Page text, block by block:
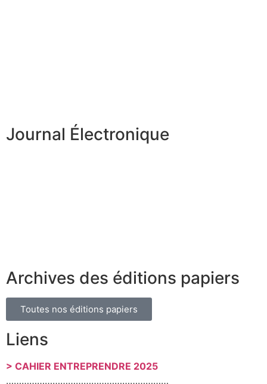
Journal Électronique
Archives des éditions papiers
Toutes nos éditions papiers
Liens
> CAHIER ENTREPRENDRE 2025
………………………………………………………